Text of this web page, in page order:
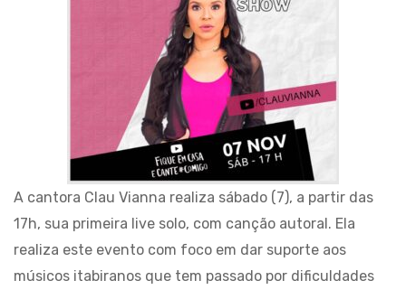
A cantora Clau Vianna realiza sábado (7), a partir das
17h, sua primeira live solo, com canção autoral. Ela
realiza este evento com foco em dar suporte aos
músicos itabiranos que tem passado por dificuldades